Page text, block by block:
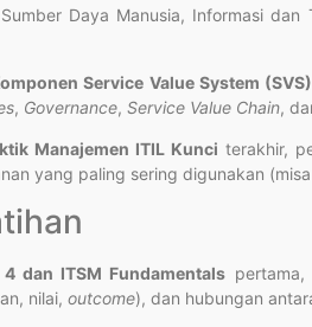
Daya Manusia, Informasi
Service Value System (SVS)
, Governance, Service Value Chain,
Manajemen ITIL Kunci terakhir,
yang paling sering digunakan
dan ITSM Fundamentals
nilai, outcome), dan hubungan